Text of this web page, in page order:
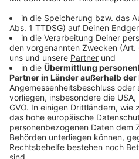
soll auch die Kinderärzte
entlasten, die wegen der
schon seit Wochen am Limit
könnte so ein Angebot dann
Notdienst vor Ort ergänzen.
nach wie vor.
Alle Infos, wie Ihr Euch für
anmelden könnt, findet Ihr